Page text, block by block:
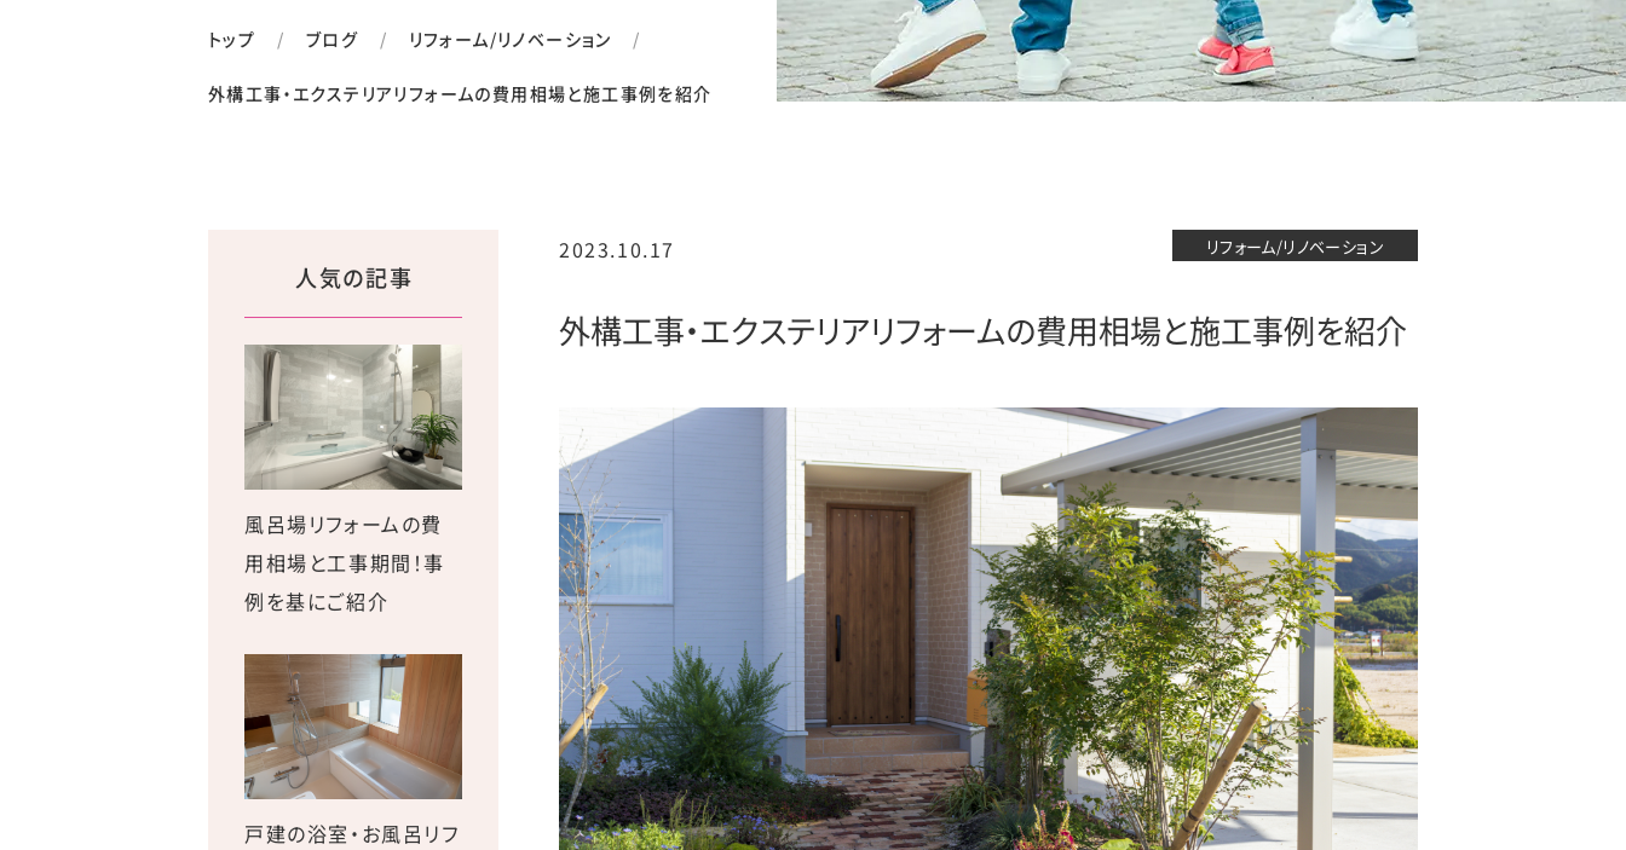
トップ ブログ リフォーム/リノベーション
外構工事・エクステリアリフォームの費用相場と施工事例を紹介
2023.10.17 リフォーム/リノベーション
外構工事・エクステリアリフォームの費用相場と施工事例を紹介
人気の記事
風呂場リフォームの費
用相場と工事期間！事
例を基にご紹介
戸建の浴室・お風呂リフ